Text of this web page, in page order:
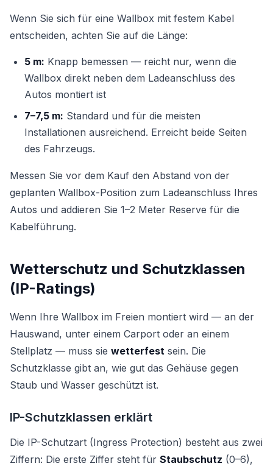
Wenn Sie sich für eine Wallbox mit festem Kabel
entscheiden, achten Sie auf die Länge:
5 m: Knapp bemessen — reicht nur, wenn die
Wallbox direkt neben dem Ladeanschluss des
Autos montiert ist
7–7,5 m: Standard und für die meisten
Installationen ausreichend. Erreicht beide Seiten
des Fahrzeugs.
Messen Sie vor dem Kauf den Abstand von der
geplanten Wallbox-Position zum Ladeanschluss Ihres
Autos und addieren Sie 1–2 Meter Reserve für die
Kabelführung.
Wetterschutz und Schutzklassen
(IP-Ratings)
Wenn Ihre Wallbox im Freien montiert wird — an der
Hauswand, unter einem Carport oder an einem
Stellplatz — muss sie wetterfest sein. Die
Schutzklasse gibt an, wie gut das Gehäuse gegen
Staub und Wasser geschützt ist.
IP-Schutzklassen erklärt
Die IP-Schutzart (Ingress Protection) besteht aus zwei
Ziffern: Die erste Ziffer steht für Staubschutz (0–6),